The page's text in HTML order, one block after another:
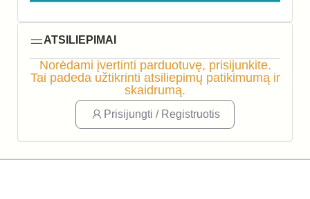
ATSILIEPIMAI
Norėdami įvertinti parduotuvę, prisijunkite.
Tai padeda užtikrinti atsiliepimų patikimumą ir
skaidrumą.
Prisijungti / Registruotis